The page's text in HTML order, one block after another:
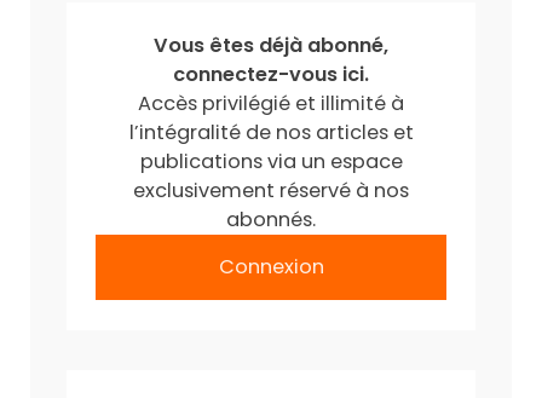
Vous êtes déjà abonné,
connectez-vous ici.
Accès privilégié et illimité à
l’intégralité de nos articles et
publications via un espace
exclusivement réservé à nos
abonnés.
Connexion